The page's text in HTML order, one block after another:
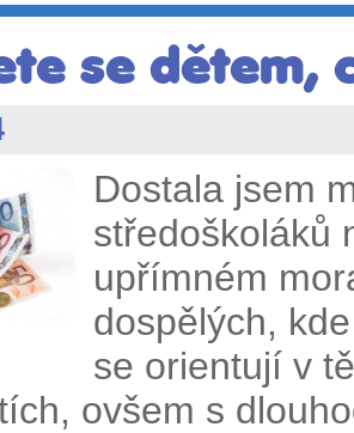
se dětem,
Dostala jsem
středoškoláků
upřímném
dospělých,
se orientují v
ovšem s